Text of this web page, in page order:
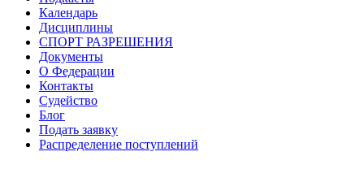
Календарь
Дисциплины
СПОРТ РАЗРЕШЕНИЯ
Документы
О Федерации
Контакты
Судейство
Блог
Подать заявку
Распределение поступлений